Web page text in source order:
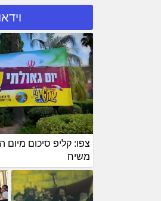
צפו: קליפ סיכום
משיח